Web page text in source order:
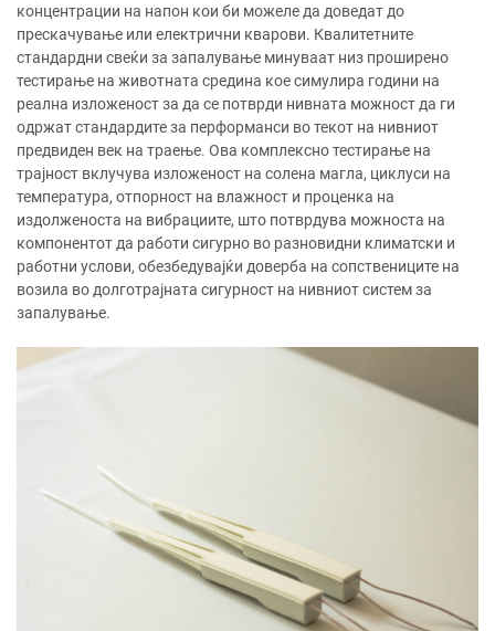
концентрации на напон кои би можеле да доведат до
прескачување или електрични кварови. Квалитетните
стандардни свеќи за запалување минуваат низ проширено
тестирање на животната средина кое симулира години на
реална изложеност за да се потврди нивната можност да ги
одржат стандардите за перформанси во текот на нивниот
предвиден век на траење. Ова комплексно тестирање на
трајност вклучува изложеност на солена магла, циклуси на
температура, отпорност на влажност и проценка на
издолженоста на вибрациите, што потврдува можноста на
компонентот да работи сигурно во разновидни климатски и
работни услови, обезбедувајќи доверба на сопствениците на
возила во долготрајната сигурност на нивниот систем за
запалување.